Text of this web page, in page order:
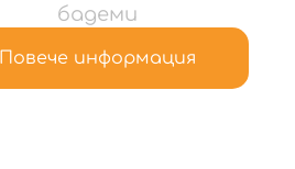
бадеми
Повече информация